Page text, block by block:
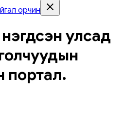
орчин
улсад
портал.